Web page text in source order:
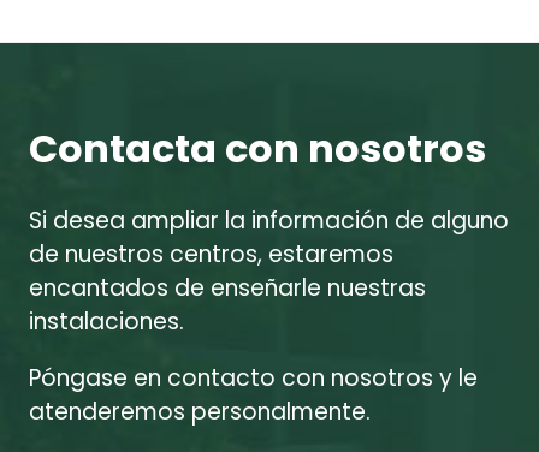
Contacta con nosotros
Si desea ampliar la información de alguno
de nuestros centros, estaremos
encantados de enseñarle nuestras
instalaciones.
Póngase en contacto con nosotros y le
atenderemos personalmente.